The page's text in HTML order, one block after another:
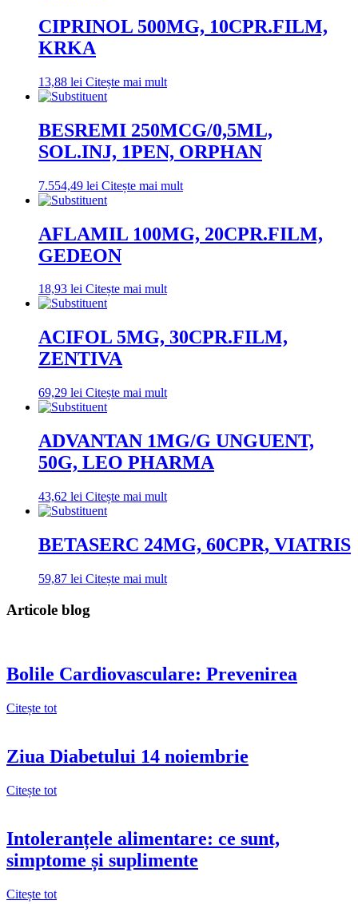
CIPRINOL 500MG, 10CPR.FILM,
KRKA
13,88 lei Citește mai mult
BESREMI 250MCG/0,5ML,
SOL.INJ, 1PEN, ORPHAN
7.554,49 lei Citește mai mult
AFLAMIL 100MG, 20CPR.FILM,
GEDEON
18,93 lei Citește mai mult
ACIFOL 5MG, 30CPR.FILM,
ZENTIVA
69,29 lei Citește mai mult
ADVANTAN 1MG/G UNGUENT,
50G, LEO PHARMA
43,62 lei Citește mai mult
BETASERC 24MG, 60CPR, VIATRIS
59,87 lei Citește mai mult
Articole blog
Bolile Cardiovasculare: Prevenirea
Citește tot
Ziua Diabetului 14 noiembrie
Citește tot
Intoleranțele alimentare: ce sunt,
simptome și suplimente
Citește tot